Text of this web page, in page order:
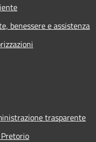
benessere e assistenza
trasparente